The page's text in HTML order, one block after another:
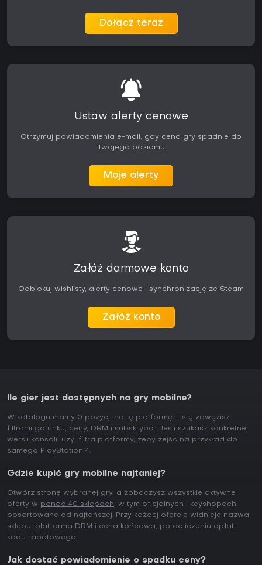
Dołącz teraz
Ustaw alerty cenowe
Otrzymuj powiadomienia e-mail, gdy cena gry spadnie do
Twojego poziomu
Moje alerty
Załóż darmowe konto
Odblokuj wishlisty, alerty cenowe i synchronizację ze Steam
Załóż konto
Ile gier jest dostępnych na gry mobilne?
W katalogu mamy 0 pozycji na tę platformę. Listę zawęzisz
filtrami gatunku, ceny, DRM i subskrypcji. Jeśli szukasz konkretnej
wersji konsoli, użyj filtra platformy, żeby zejść na przykład do
samego PlayStation 4.
Gdzie kupić gry mobilne najtaniej?
Otwórz stronę wybranej gry, a zobaczysz wszystkie aktywne
oferty w ponad 40 sklepach, w tym oficjalnych i keyshopach,
posortowane od najtańszej. Przy każdej ofercie widnieje nazwa
sklepu, platforma DRM i cena końcowa, po doliczeniu opłat i
kodu rabatowego.
Jak dostać powiadomienie o spadku ceny?